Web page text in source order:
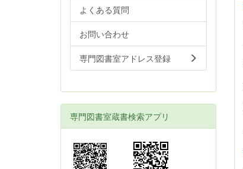
よくある質問
お問い合わせ
専門図書室アドレス登録
専門図書室蔵書検索アプリ